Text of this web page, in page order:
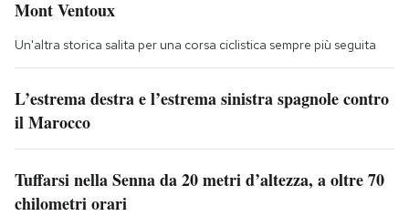
Mont Ventoux
Un'altra storica salita per una corsa ciclistica sempre più seguita
L’estrema destra e l’estrema sinistra spagnole contro
il Marocco
Tuffarsi nella Senna da 20 metri d’altezza, a oltre 70
chilometri orari